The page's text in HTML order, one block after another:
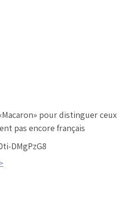
pour distinguer ceux
pas encore français
DMgPzG8